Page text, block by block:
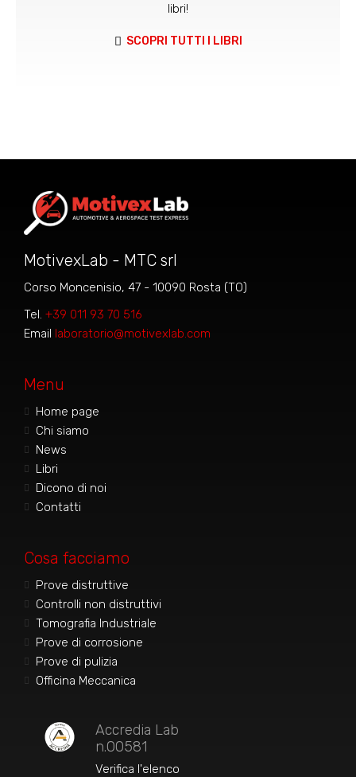
libri!
SCOPRI TUTTI I LIBRI
MotivexLab - MTC srl
Corso Moncenisio, 47 - 10090 Rosta (TO)
Tel. +39 011 93 70 516
Email laboratorio@motivexlab.com
Menu
Home page
Chi siamo
News
Libri
Dicono di noi
Contatti
Cosa facciamo
Prove distruttive
Controlli non distruttivi
Tomografia Industriale
Prove di corrosione
Prove di pulizia
Officina Meccanica
Accredia Lab
n.00581
Verifica l'elenco